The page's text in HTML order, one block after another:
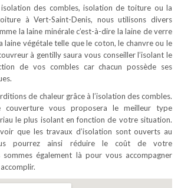
des combles, isolation de toiture ou la
à Vert-Saint-Denis, nous utilisons divers
la laine minérale c’est-à-dire la laine de verre
laine végétale telle que le coton, le chanvre ou le
à gentilly saura vous conseiller l’isolant le
de vos combles car chacun possède ses
de chaleur grâce à l’isolation des combles.
couverture vous proposera le meilleur type
le plus isolant en fonction de votre situation.
que les travaux d’isolation sont ouverts au
pourrez ainsi réduire le coût de votre
sommes également là pour vous accompagner